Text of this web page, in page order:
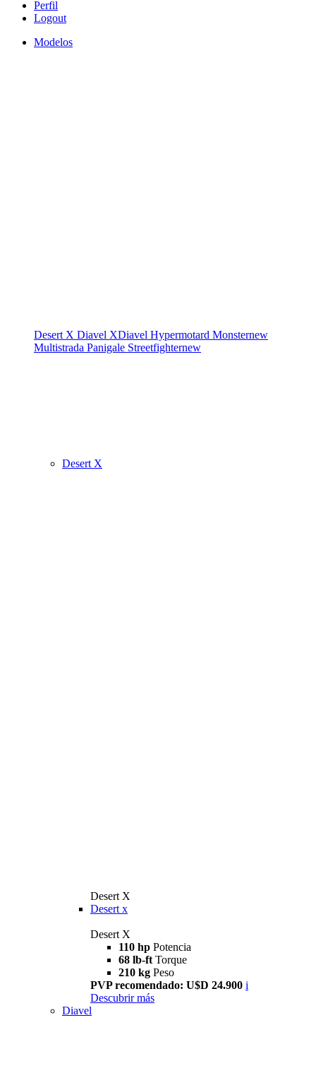
Perfil
Logout
Modelos
Desert X Diavel XDiavel Hypermotard Monsternew
Multistrada Panigale Streetfighternew
Desert X
Desert X
Desert x
Desert X
110 hp Potencia
68 lb-ft Torque
210 kg Peso
PVP recomendado: U$D 24.900 i
Descubrir más
Diavel